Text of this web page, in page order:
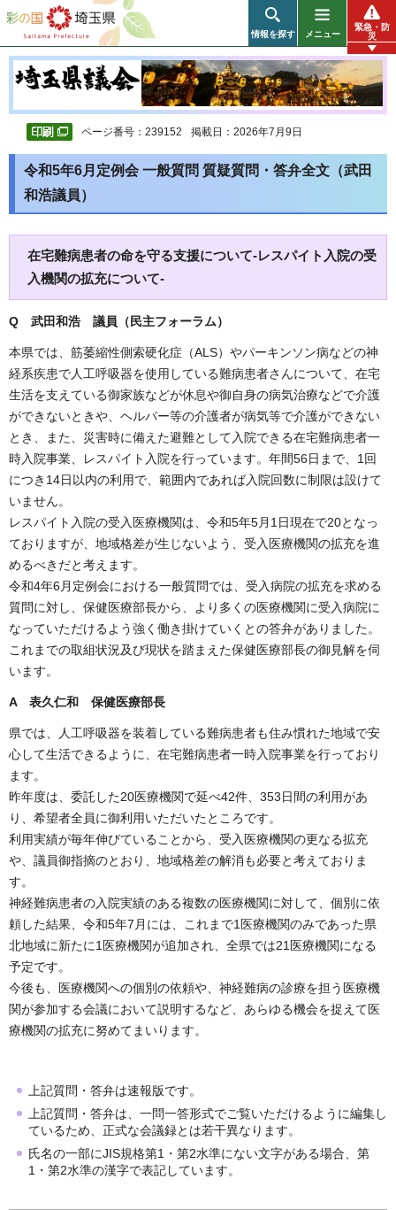
彩の国 埼玉県
情報を探す メニュー
緊急・防
災
ページ番号：239152 掲載日：2026年7月9日
令和5年6月定例会 一般質問 質疑質問・答弁全文（武田
和浩議員）
在宅難病患者の命を守る支援について-レスパイト入院の受
入機関の拡充について-
Q 武田和浩 議員（民主フォーラム）
本県では、筋萎縮性側索硬化症（ALS）やパーキンソン病などの神
経系疾患で人工呼吸器を使用している難病患者さんについて、在宅
生活を支えている御家族などが休息や御自身の病気治療などで介護
ができないときや、ヘルパー等の介護者が病気等で介護ができない
とき、また、災害時に備えた避難として入院できる在宅難病患者一
時入院事業、レスパイト入院を行っています。年間56日まで、1回
につき14日以内の利用で、範囲内であれば入院回数に制限は設けて
いません。
レスパイト入院の受入医療機関は、令和5年5月1日現在で20となっ
ておりますが、地域格差が生じないよう、受入医療機関の拡充を進
めるべきだと考えます。
令和4年6月定例会における一般質問では、受入病院の拡充を求める
質問に対し、保健医療部長から、より多くの医療機関に受入病院に
なっていただけるよう強く働き掛けていくとの答弁がありました。
これまでの取組状況及び現状を踏まえた保健医療部長の御見解を伺
います。
A 表久仁和 保健医療部長
県では、人工呼吸器を装着している難病患者も住み慣れた地域で安
心して生活できるように、在宅難病患者一時入院事業を行っており
ます。
昨年度は、委託した20医療機関で延べ42件、353日間の利用があ
り、希望者全員に御利用いただいたところです。
利用実績が毎年伸びていることから、受入医療機関の更なる拡充
や、議員御指摘のとおり、地域格差の解消も必要と考えておりま
す。
神経難病患者の入院実績のある複数の医療機関に対して、個別に依
頼した結果、令和5年7月には、これまで1医療機関のみであった県
北地域に新たに1医療機関が追加され、全県では21医療機関になる
予定です。
今後も、医療機関への個別の依頼や、神経難病の診療を担う医療機
関が参加する会議において説明するなど、あらゆる機会を捉えて医
療機関の拡充に努めてまいります。
上記質問・答弁は速報版です。
上記質問・答弁は、一問一答形式でご覧いただけるように編集し
ているため、正式な会議録とは若干異なります。
氏名の一部にJIS規格第1・第2水準にない文字がある場合、第
1・第2水準の漢字で表記しています。